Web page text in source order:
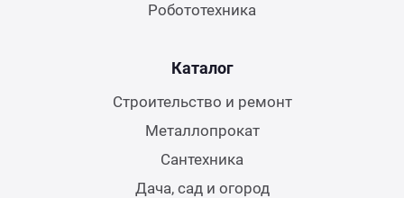
Робототехника
Каталог
Строительство и ремонт
Металлопрокат
Сантехника
Дача, сад и огород